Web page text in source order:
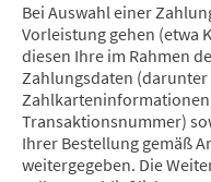
Bei Auswahl einer
Vorleistung gehen (etwa
diesen Ihre im Rahmen
Zahlungsdaten (darunter
Transaktionsnummer)
Ihrer Bestellung gemäß
weitergegeben. Die